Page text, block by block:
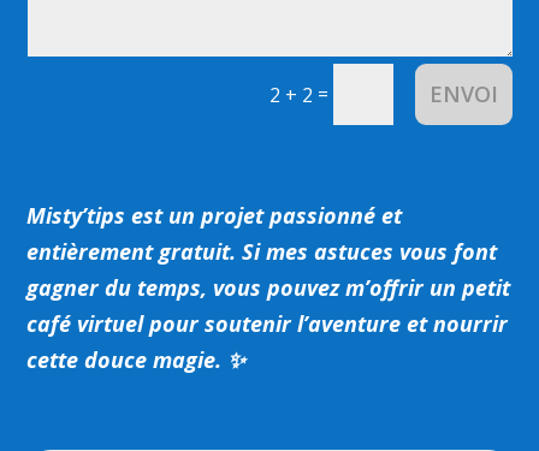
2 + 2 = ENVOI
Misty’tips est un projet passionné et
entièrement gratuit. Si mes astuces vous font
gagner du temps, vous pouvez m’offrir un petit
café virtuel pour soutenir l’aventure et nourrir
cette douce magie. ✨